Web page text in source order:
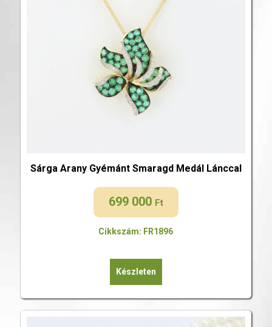
Sárga Arany Gyémánt Smaragd Medál Lánccal
699 000 Ft
Cikkszám: FR1896
Készleten